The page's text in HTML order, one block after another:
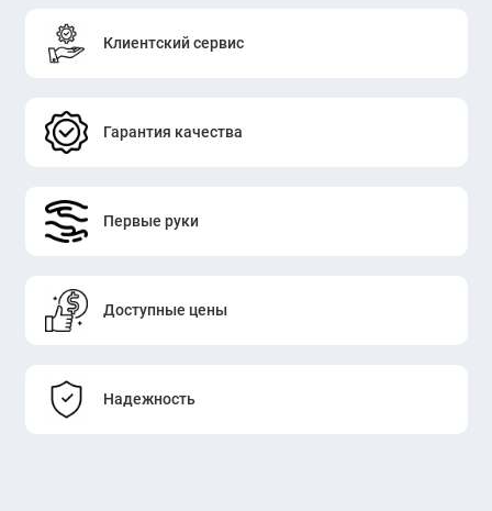
Клиентский сервис
Гарантия качества
Первые руки
Доступные цены
Надежность